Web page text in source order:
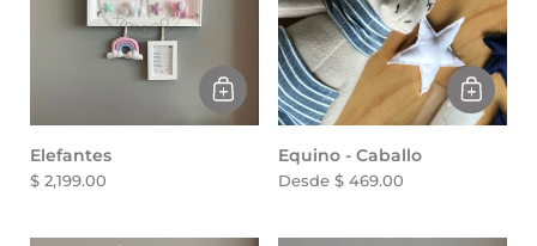
Elefantes
$ 2,199.00
Equino - Caballo
Desde $ 469.00